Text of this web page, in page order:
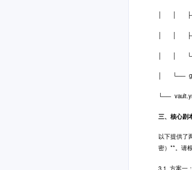
│ │
│ │ ├──
│ │
│ └──
└──
三、核心剧
以下提供了
密）**。请
3.1 方案一